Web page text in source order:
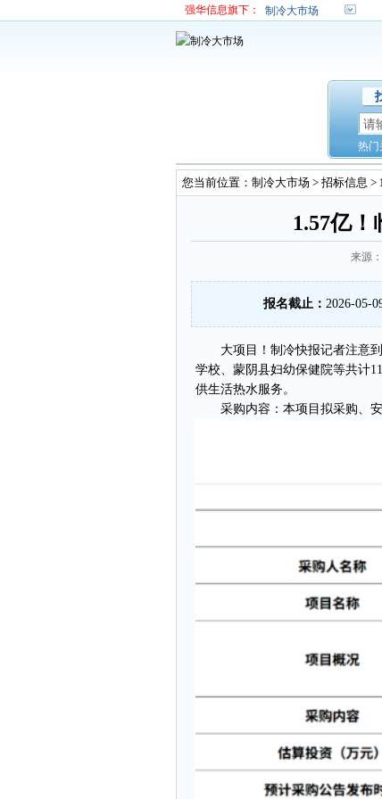
强华信息旗下： 制冷大市场
热门
您当前位置： 制冷大市场 > 招标信息 >
1.57亿
来源
报名截止： 2026-05-
大项目！制冷快报记者注意到
学校、蒙阴县妇幼保健院等共计
供生活热水服务。
采购内容：本项目拟采购、安